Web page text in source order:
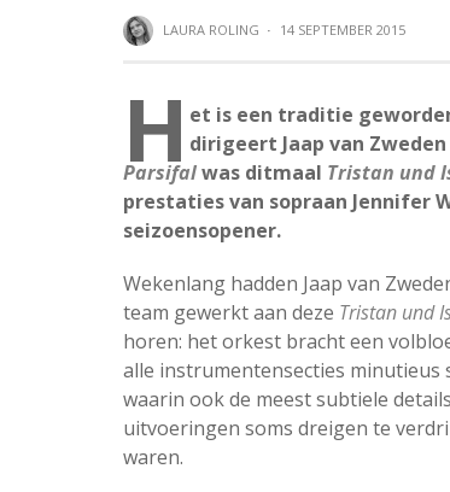
LAURA ROLING · 14 SEPTEMBER 2015
H et is een traditie
dirigeert Jaap van
Parsifalwas ditmaal Tristan und
prestaties van sopraan Jennifer
seizoensopener.
Wekenlang hadden Jaap van
team gewerkt aan deze Tristan und
horen: het orkest bracht een
alle instrumentensecties minutieus
waarin ook de meest subtiele
uitvoeringen soms dreigen te
waren.